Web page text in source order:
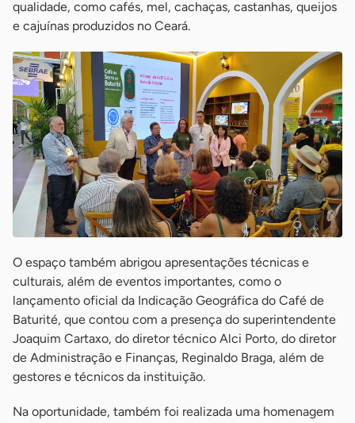
qualidade, como cafés, mel, cachaças, castanhas, queijos
e cajuínas produzidos no Ceará.
O espaço também abrigou apresentações técnicas e
culturais, além de eventos importantes, como o
lançamento oficial da Indicação Geográfica do Café de
Baturité, que contou com a presença do superintendente
Joaquim Cartaxo, do diretor técnico Alci Porto, do diretor
de Administração e Finanças, Reginaldo Braga, além de
gestores e técnicos da instituição.
Na oportunidade, também foi realizada uma homenagem